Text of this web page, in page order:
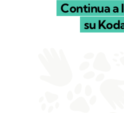
Continua a
su